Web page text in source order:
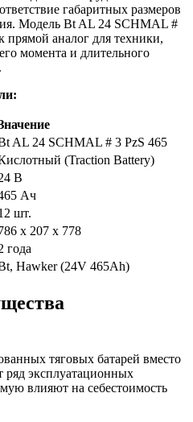
габаритных размеров
Модель Bt AL 24 SCHMAL #
прямой аналог для техники,
момента и длительного
AL 24 SCHMAL # 3 PzS 465
(Traction Battery)
В
Ач
шт.
x 207 x 778
года
Hawker (24V 465Ah)
тяговых батарей вместо
ряд эксплуатационных
влияют на себестоимость